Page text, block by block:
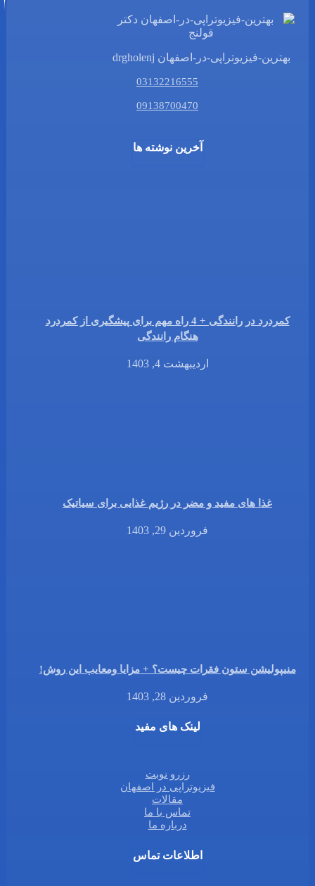
بهترین-فیزیوتراپی-در-اصفهان drgholenj
03132216555
09138700470
آخرین نوشته ها
کمردرد در رانندگی + 4 راه مهم برای پیشگیری از کمردرد
هنگام رانندگی
اردیبهشت 4, 1403
غذا های مفید و مضر در رژیم غذایی برای سیاتیک
فروردین 29, 1403
منیپولیشن ستون فقرات چیست؟ + مزایا ومعایب این روش!
فروردین 28, 1403
لینک های مفید
رزرو نوبت
فیزیوتراپی در اصفهان
مقالات
تماس با ما
درباره ما
اطلاعات تماس